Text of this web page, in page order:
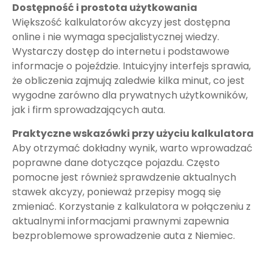
Dostępność i prostota użytkowania
Większość kalkulatorów akcyzy jest dostępna
online i nie wymaga specjalistycznej wiedzy.
Wystarczy dostęp do internetu i podstawowe
informacje o pojeździe. Intuicyjny interfejs sprawia,
że obliczenia zajmują zaledwie kilka minut, co jest
wygodne zarówno dla prywatnych użytkowników,
jak i firm sprowadzających auta.
Praktyczne wskazówki przy użyciu kalkulatora
Aby otrzymać dokładny wynik, warto wprowadzać
poprawne dane dotyczące pojazdu. Często
pomocne jest również sprawdzenie aktualnych
stawek akcyzy, ponieważ przepisy mogą się
zmieniać. Korzystanie z kalkulatora w połączeniu z
aktualnymi informacjami prawnymi zapewnia
bezproblemowe sprowadzenie auta z Niemiec.